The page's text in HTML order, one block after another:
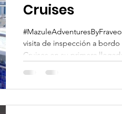
Cruises
visita de inspección a
Cruises en su primera